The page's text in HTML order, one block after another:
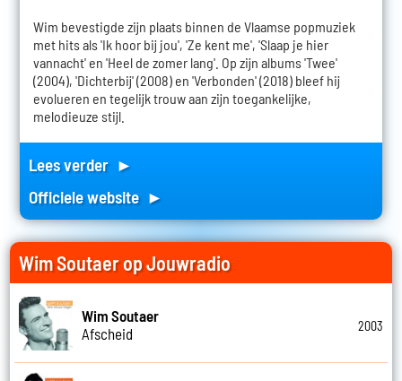
Wim bevestigde zijn plaats binnen de Vlaamse popmuziek
met hits als 'Ik hoor bij jou', 'Ze kent me', 'Slaap je hier
vannacht' en 'Heel de zomer lang'. Op zijn albums 'Twee'
(2004), 'Dichterbij' (2008) en 'Verbonden' (2018) bleef hij
evolueren en tegelijk trouw aan zijn toegankelijke,
melodieuze stijl.
Lees verder ►
Officiele website ►
Wim Soutaer op Jouwradio
Wim Soutaer
Afscheid
2003